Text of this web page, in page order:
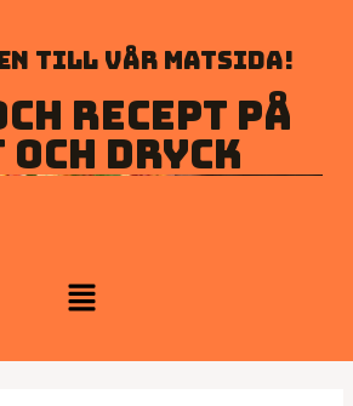
till vår matsida!
recept på
och dryck